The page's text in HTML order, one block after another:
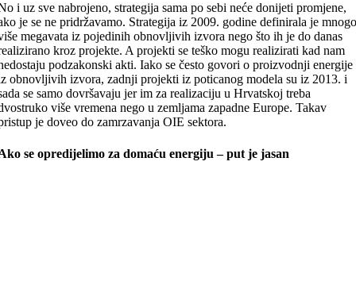
i uz sve nabrojeno, strategija sama po sebi neće donijeti promjene,
je se ne pridržavamo. Strategija iz 2009. godine definirala je
megavata iz pojedinih obnovljivih izvora nego što ih je do danas
kroz projekte. A projekti se teško mogu realizirati kad nam
podzakonski akti. Iako se često govori o proizvodnji energije
obnovljivih izvora, zadnji projekti iz poticanog modela su iz 2013. i
se samo dovršavaju jer im za realizaciju u Hrvatskoj treba
više vremena nego u zemljama zapadne Europe. Takav
je doveo do zamrzavanja OIE sektora.
se opredijelimo za domaću energiju – put je jasan